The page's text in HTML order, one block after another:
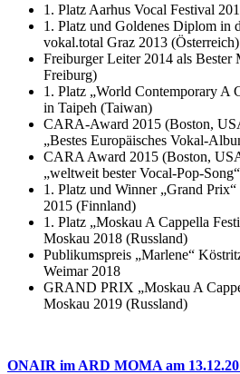
1. Platz Aarhus Vocal Festival
1. Platz und Goldenes Diplom in
vokal.total Graz 2013 (Österreich)
Freiburger Leiter 2014 als
Freiburg)
1. Platz „World Contemporary A
in Taipeh (Taiwan)
CARA-Award 2015 (Boston,
„Bestes Europäisches Vokal-
CARA Award 2015 (Boston,
„weltweit bester Vocal-Pop-Song“
1. Platz und Winner „Grand
2015 (Finnland)
1. Platz „Moskau A Cappella
Moskau 2018 (Russland)
Publikumspreis „Marlene“
Weimar 2018
GRAND PRIX „Moskau A
Moskau 2019 (Russland)
ONAIR im ARD MOMA am